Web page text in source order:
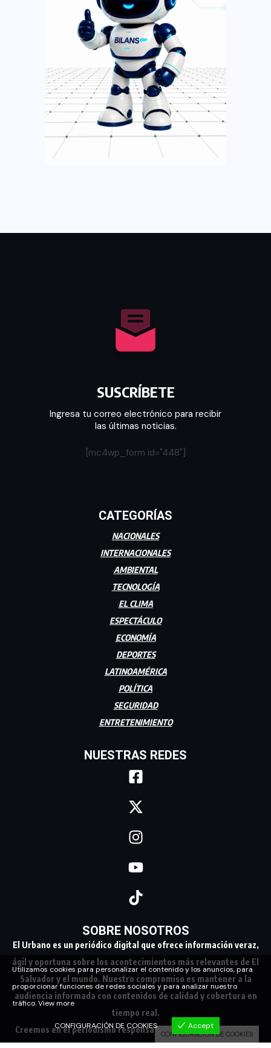
SUSCRÍBETE
Ingresa tu correo electrónico para recibir
las últimas noticias.
[mc4wp_form id="448"]
CATEGORÍAS
NACIONALES
INTERNACIONALES
AMBIENTAL
TECNOLOGÍA
EL CLIMA
ESPECTÁCULO
ECONOMÍA
DEPORTES
LATINOAMÉRICA
POLÍTICA
SEGURIDAD
ENTRETENIMIENTO
NUESTRAS REDES
SOBRE NOSOTROS
El Urbano es un periódico digital que ofrece información veraz,
ágil y oportuna sobre los acontecimientos más relevantes de El
Salvador y el mundo. Nuestro compromiso es mantener a la
audiencia informada con contenidos de calidad y cobertura en
tiempo real.
Creemos en el periodismo responsable, conectando a nuestra
Utilizamos cookies para personalizar el contenido y los anuncios, para
proporcionar funciones de redes sociales y para analizar nuestro
tráfico.View more
CONFIGURACIÓN DE COOKIES Accept
CONFIGURACIÓN DE COOKIES